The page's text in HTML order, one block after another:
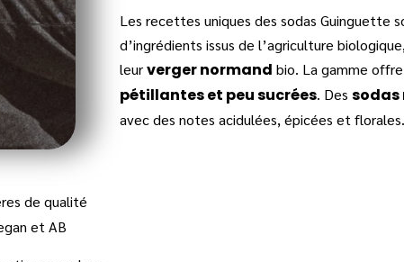
Les recettes uniques des sodas Guinguette
d’ingrédients issus de l’agriculture
leurverger normand bio. La gamme
pétillantes et peu sucrées. Des sodas
avec des notes acidulées, épicées et florales.
de qualité
et AB